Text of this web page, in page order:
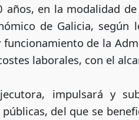
años, en la modalidad
de Galicia,
de la
laborales, con el
impulsará y
del que se